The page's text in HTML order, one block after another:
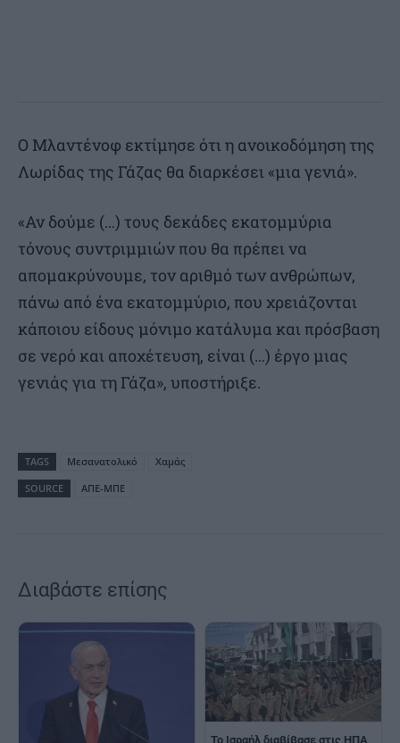
Ο Μλαντένοφ εκτίμησε ότι η ανοικοδόμηση της
Λωρίδας της Γάζας θα διαρκέσει «μια γενιά».
«Αν δούμε (…) τους δεκάδες εκατομμύρια
τόνους συντριμμιών που θα πρέπει να
απομακρύνουμε, τον αριθμό των ανθρώπων,
πάνω από ένα εκατομμύριο, που χρειάζονται
κάποιου είδους μόνιμο κατάλυμα και πρόσβαση
σε νερό και αποχέτευση, είναι (…) έργο μιας
γενιάς για τη Γάζα», υποστήριξε.
TAGS Μεσανατολικό
Χαμάς
SOURCE
ΑΠΕ-ΜΠΕ
Διαβάστε επίσης
Το Ισραήλ διαβίβασε στις ΗΠΑ